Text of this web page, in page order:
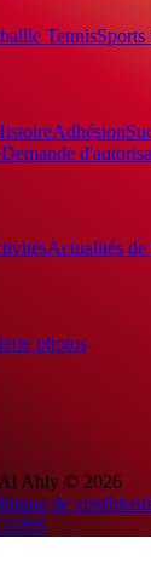
le TennisSports
Adhésion
Demande
Actualités de
photos
Ahly © 2026
de